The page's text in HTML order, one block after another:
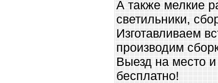
А также мелкие
светильники,
Изготавливаем
производим
Выезд на место
бесплатно!